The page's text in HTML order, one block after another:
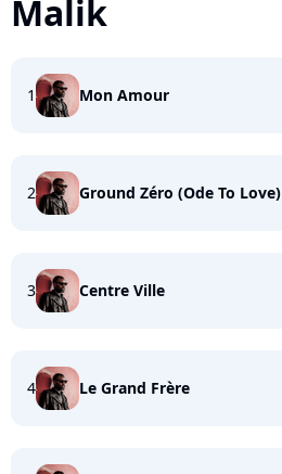
Malik
1 Mon Amour
2 Ground Zéro (Ode To Love)
3 Centre Ville
4 Le Grand Frère